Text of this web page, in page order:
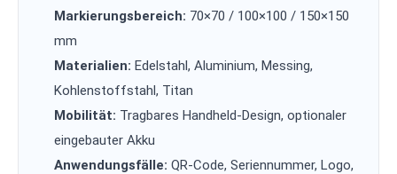
Markierungsbereich: 70×70 / 100×100 / 150×150
mm
Materialien: Edelstahl, Aluminium, Messing,
Kohlenstoffstahl, Titan
Mobilität: Tragbares Handheld-Design, optionaler
eingebauter Akku
Anwendungsfälle: QR-Code, Seriennummer, Logo,